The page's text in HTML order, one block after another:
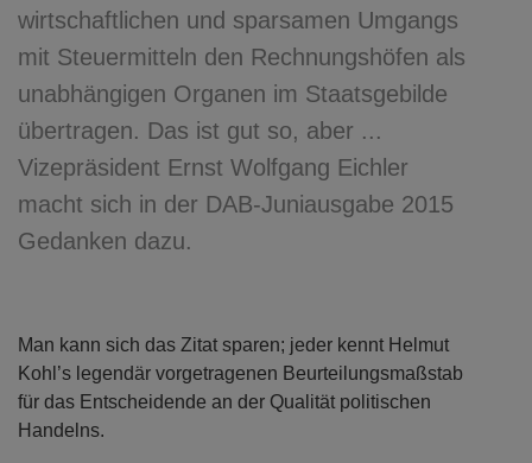
wirtschaftlichen und sparsamen Umgangs
mit Steuermitteln den Rechnungshöfen als
unabhängigen Organen im Staatsgebilde
übertragen. Das ist gut so, aber ...
Vizepräsident Ernst Wolfgang Eichler
macht sich in der DAB-Juniausgabe 2015
Gedanken dazu.
Man kann sich das Zitat sparen; jeder kennt Helmut
Kohl’s legendär vorgetragenen Beurteilungsmaßstab
für das Entscheidende an der Qualität politischen
Handelns.